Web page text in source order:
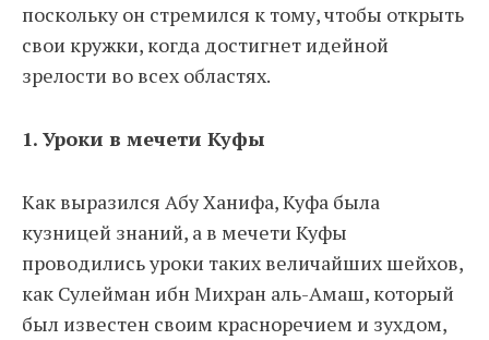
поскольку он стремился к тому, чтобы открыть
свои кружки, когда достигнет идейной
зрелости во всех областях.
1. Уроки в мечети Куфы
Как выразился Абу Ханифа, Куфа была
кузницей знаний, а в мечети Куфы
проводились уроки таких величайших шейхов,
как Сулейман ибн Михран аль-Амаш, который
был известен своим красноречием и зухдом,